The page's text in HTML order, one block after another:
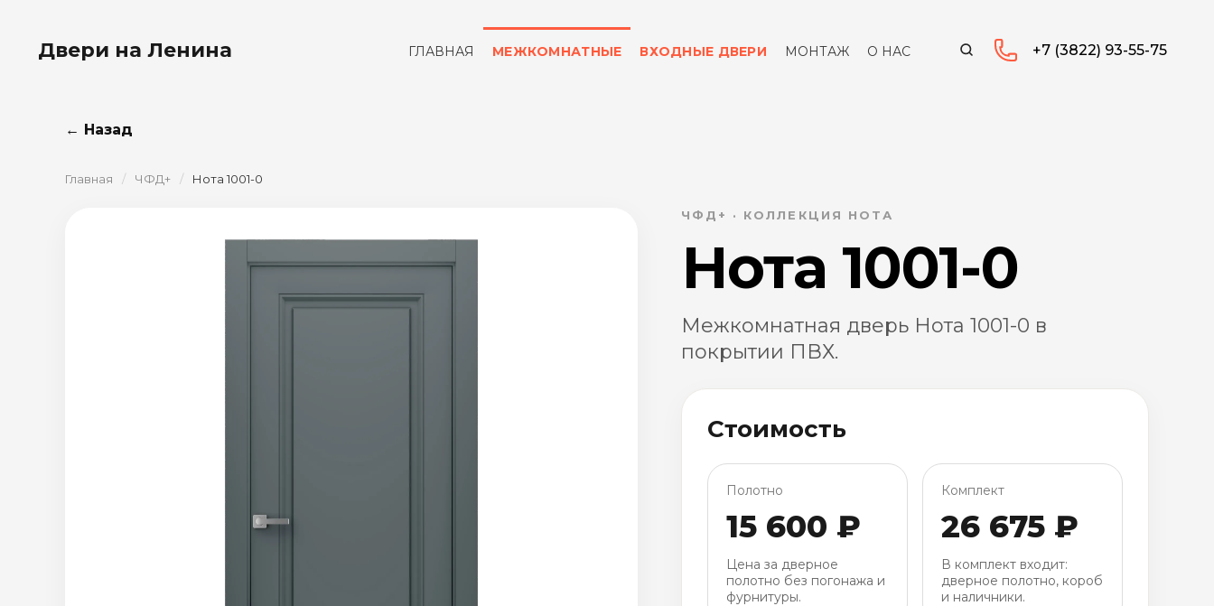
Двери на Ленина ГЛАВНАЯ МЕЖКОМНАТНЫЕ ВХОДНЫЕ ДВЕРИ МОНТАЖ О НАС +7 (3822) 93-55-75
← Назад
Главная / ЧФД+ / Нота 1001-0
ЧФД+ · КОЛЛЕКЦИЯ НОТА
Нота 1001-0
Межкомнатная дверь Нота 1001-0 в
покрытии ПВХ.
Стоимость
Полотно
15 600 ₽
Цена за дверное
полотно без погонажа и
фурнитуры.
Комплект
26 675 ₽
В комплект входит:
дверное полотно, короб
и наличники.